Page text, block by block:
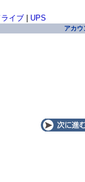
イブ| UPS
アカウ